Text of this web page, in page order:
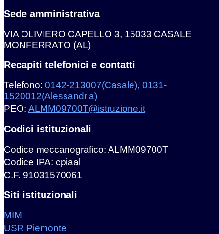
Sede amministrativa
VIA OLIVIERO CAPELLO 3, 15033 CASALE
MONFERRATO (AL)
Recapiti telefonici e contatti
Telefono: 0142-213007(Casale), 0131-
1520012(Alessandria)
PEO: ALMM09700T@istruzione.it
Codici istituzionali
Codice meccanografico: ALMM09700T
Codice IPA: cpiaal
C.F. 91031570061
Siti istituzionali
MIM
USR Piemonte